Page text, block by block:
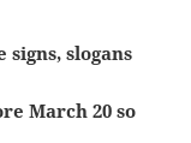
slogans
March 20 so